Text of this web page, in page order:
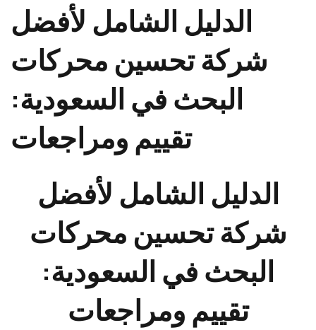
الدليل الشامل لأفضل
شركة تحسين محركات
البحث في السعودية:
تقييم ومراجعات
الدليل الشامل لأفضل
شركة تحسين محركات
البحث في السعودية:
تقييم ومراجعات